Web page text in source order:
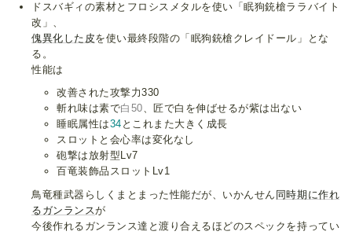
ドスバギィの素材とフロシスメタルを使い「眠狗銃槍ララバイト
改」、
傀異化した皮を使い最終段階の「眠狗銃槍クレイドール」とな
る。
性能は
改善された攻撃力330
斬れ味は素で白50、匠で白を伸ばせるが紫は出ない
睡眠属性は34 とこれまた大きく成長
スロットと会心率は変化なし
砲撃は放射型Lv7
百竜装飾品スロットLv1
鳥竜種武器らしくまとまった性能だが、いかんせん 同時期に作れ
る ガンランスが
今後作れるガンランス達と渡り合えるほどのスペックを持ってい